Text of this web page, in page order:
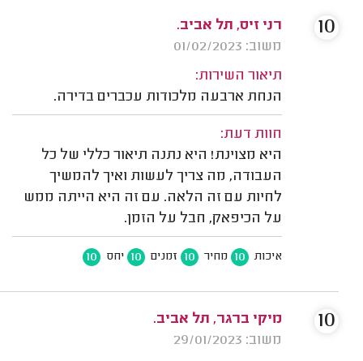
רני זיס, תל אביב.
משוב: 01/02/2023
תיאור השירות:
הנחת ארבעה מלכודות עכברים בדירה.
חוות דעת:
היא מצוינת! היא נתנה תיאור כללי של כל
העבודה, מה צריך לעשות ואיך להמשיך
לחיות עם זה הלאה. עם זה היא הייתה ממש
על הכיפאק, חבל על הזמן.
איכות 10 מחיר 10 זמנים 10 יחס 10
10
מיקי ברגר, תל אביב.
משוב: 29/01/2023
10